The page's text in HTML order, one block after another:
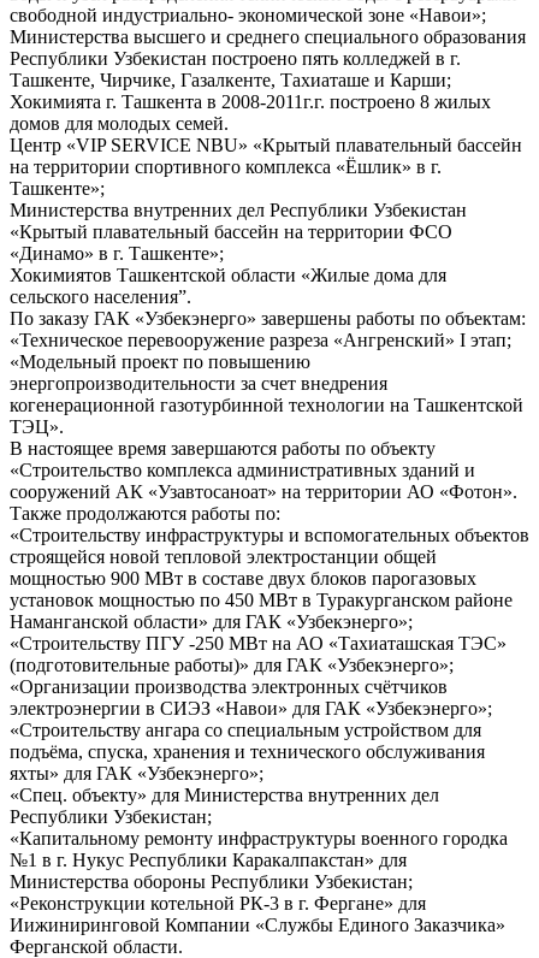
свободной индустриально- экономической зоне «Навои»;
Министерства высшего и среднего специального образования
Республики Узбекистан построено пять колледжей в г.
Ташкенте, Чирчике, Газалкенте, Тахиаташе и Карши;
Хокимията г. Ташкента в 2008-2011г.г. построено 8 жилых
домов для молодых семей.
Центр «VIP SERVICE NBU» «Крытый плавательный бассейн
на территории спортивного комплекса «Ёшлик» в г.
Ташкенте»;
Министерства внутренних дел Республики Узбекистан
«Крытый плавательный бассейн на территории ФСО
«Динамо» в г. Ташкенте»;
Хокимиятов Ташкентской области «Жилые дома для
сельского населения”.
По заказу ГАК «Узбекэнерго» завершены работы по объектам:
«Техническое перевооружение разреза «Ангренский» I этап;
«Модельный проект по повышению
энергопроизводительности за счет внедрения
когенерационной газотурбинной технологии на Ташкентской
ТЭЦ».
В настоящее время завершаются работы по объекту
«Строительство комплекса административных зданий и
сооружений АК «Узавтосаноат» на территории АО «Фотон».
Также продолжаются работы по:
«Строительству инфраструктуры и вспомогательных объектов
строящейся новой тепловой электростанции общей
мощностью 900 МВт в составе двух блоков парогазовых
установок мощностью по 450 МВт в Туракурганском районе
Наманганской области» для ГАК «Узбекэнерго»;
«Строительству ПГУ -250 МВт на АО «Тахиаташская ТЭС»
(подготовительные работы)» для ГАК «Узбекэнерго»;
«Организации производства электронных счётчиков
электроэнергии в СИЭЗ «Навои» для ГАК «Узбекэнерго»;
«Строительству ангара со специальным устройством для
подъёма, спуска, хранения и технического обслуживания
яхты» для ГАК «Узбекэнерго»;
«Спец. объекту» для Министерства внутренних дел
Республики Узбекистан;
«Капитальному ремонту инфраструктуры военного городка
№1 в г. Нукус Республики Каракалпакстан» для
Министерства обороны Республики Узбекистан;
«Реконструкции котельной РК-3 в г. Фергане» для
Иижиниринговой Компании «Службы Единого Заказчика»
Ферганской области.